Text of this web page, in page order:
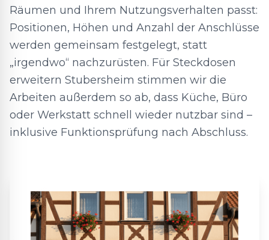
Räumen und Ihrem Nutzungsverhalten passt:
Positionen, Höhen und Anzahl der Anschlüsse
werden gemeinsam festgelegt, statt
„irgendwo“ nachzurüsten. Für Steckdosen
erweitern Stubersheim stimmen wir die
Arbeiten außerdem so ab, dass Küche, Büro
oder Werkstatt schnell wieder nutzbar sind –
inklusive Funktionsprüfung nach Abschluss.